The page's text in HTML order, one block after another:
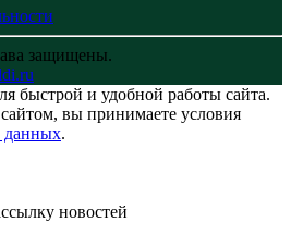
защищены.
быстрой и удобной работы сайта.
вы принимаете условия
данных.
новостей